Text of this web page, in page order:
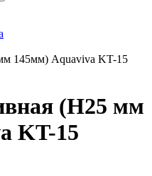
145мм) Aquaviva KT-15
(Н25 мм
KT-15